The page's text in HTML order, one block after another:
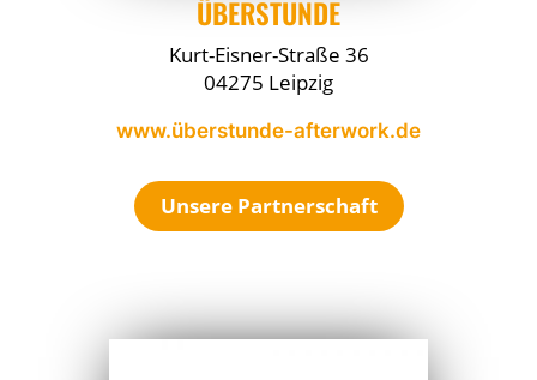
ÜBERSTUNDE
Kurt-Eisner-Straße 36
04275 Leipzig
www.überstunde-afterwork.de
Unsere Partnerschaft